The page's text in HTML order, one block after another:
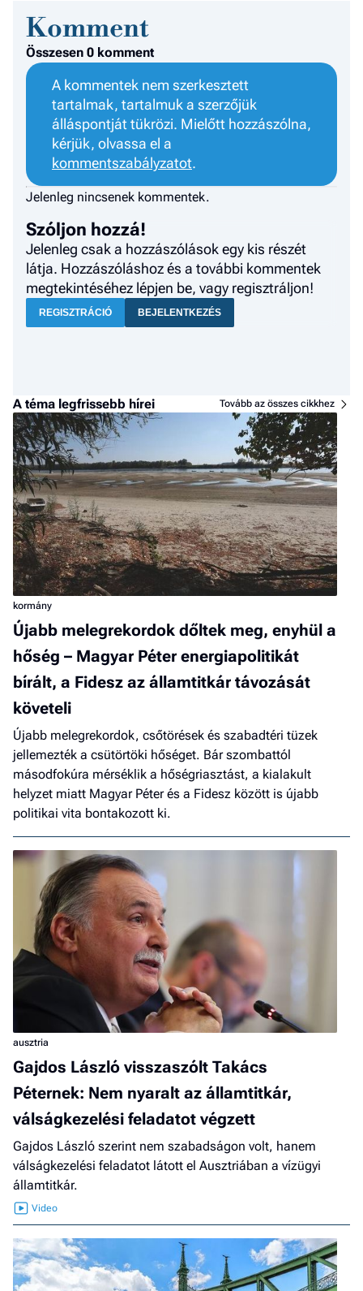
Komment
Összesen 0 komment
A kommentek nem szerkesztett
tartalmak, tartalmuk a szerzőjük
álláspontját tükrözi. Mielőtt hozzászólna,
kérjük, olvassa el a
kommentszabályzatot.
Jelenleg nincsenek kommentek.
Szóljon hozzá!
Jelenleg csak a hozzászólások egy kis részét
látja. Hozzászóláshoz és a további kommentek
megtekintéséhez lépjen be, vagy regisztráljon!
REGISZTRÁCIÓ BEJELENTKEZÉS
A téma legfrissebb hírei Tovább az összes cikkhez
kormány
Újabb melegrekordok dőltek meg, enyhül a
hőség – Magyar Péter energiapolitikát
bírált, a Fidesz az államtitkár távozását
követeli
Újabb melegrekordok, csőtörések és szabadtéri tüzek
jellemezték a csütörtöki hőséget. Bár szombattól
másodfokúra mérséklik a hőségriasztást, a kialakult
helyzet miatt Magyar Péter és a Fidesz között is újabb
politikai vita bontakozott ki.
ausztria
Gajdos László visszaszólt Takács
Péternek: Nem nyaralt az államtitkár,
válságkezelési feladatot végzett
Gajdos László szerint nem szabadságon volt, hanem
válságkezelési feladatot látott el Ausztriában a vízügyi
államtitkár.